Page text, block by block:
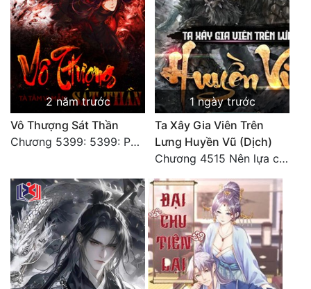
2 năm trước
Vô Thượng Sát Thần
Chương 5399: 5399: Phá giải
1 ngày trước
Ta Xây Gia Viên Trên
Lưng Huyền Vũ (Dịch)
Chương 4515 Nên lựa chọn như thế nào?